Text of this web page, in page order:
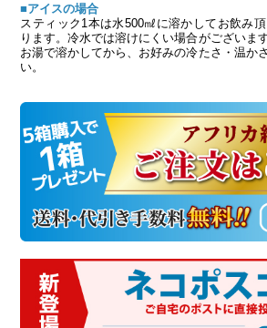
■アイスの場合
スティック1本は水500㎖に溶かしてお飲み
ります。冷水では溶けにくい場合がございま
お湯で溶かしてから、お好みの冷たさ・温か
い。